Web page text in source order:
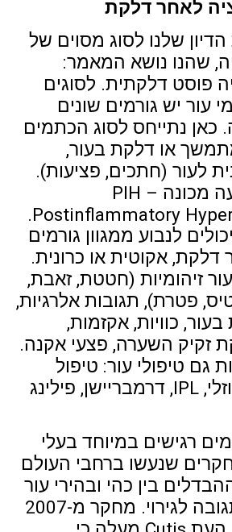
לאחר דלקת
שלנו לסוג מסוים של
שהנו נושא המאמר:
פוסט דלקתית. לסוגים
עור יש גורמים שונים
כאן נתייחס לסוג הכתמים
או דלקת בעור,
לעור (חתכים, פציעות).
בספרות התופעה מכונה PIH –
Postinflammatory Hyperpigmentation.
לנבוע ממגוון גורמים
דלקת, אקוטית או כרונית.
זיהומיות (חטטת, זאבת,
פטרת), תגובות אלרגיות,
בעור, כוויות, אקזמות,
זקיק השערה, פצעי אקנה.
גם טיפולי עור: טיפול
בלייזר, בחנקן נוזלי, IPL, דרמבריישן, פילינג
רגישים במיוחד בעלי
שנעשו ברחבי העולם
בין כהי ובהירי עור
בהקשר של התגובה לגירוי. מחקר מ-2007